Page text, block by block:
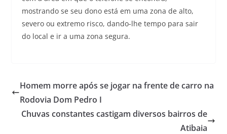
mostrando se seu dono está em uma zona de alto,
severo ou extremo risco, dando-lhe tempo para sair
do local e ir a uma zona segura.
Homem morre após se jogar na frente de carro na
Rodovia Dom Pedro I
Chuvas constantes castigam diversos bairros de
Atibaia